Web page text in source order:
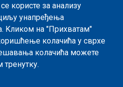
значаја
користе за анализу
унапређења
Kликом на "Прихватам"
колачића у сврхе
колачића можете